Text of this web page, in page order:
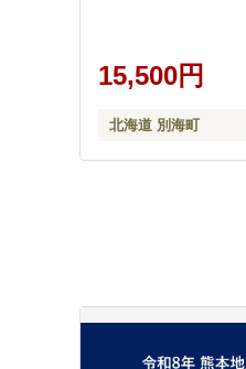
15,500円
北海道 別海町